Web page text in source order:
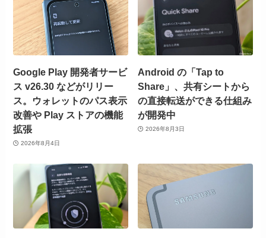
Google Play 開発者サービ
ス v26.30 などがリリー
ス。ウォレットのパス表示
改善や Play ストアの機能
拡張
2026年8月4日
Android の「Tap to
Share」、共有シートから
の直接転送ができる仕組み
が開発中
2026年8月3日